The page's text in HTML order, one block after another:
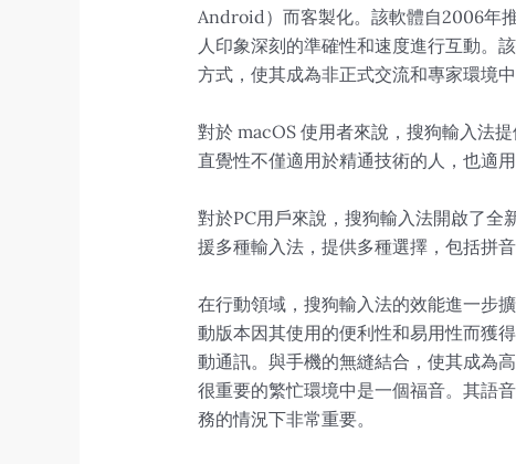
Android）而客製化。該軟體自2006年
人印象深刻的準確性和速度進行互動。
方式，使其成為非正式交流和專家環境中
對於 macOS 使用者來說，搜狗輸入法
直覺性不僅適用於精通技術的人，也適
對於PC用戶來說，搜狗輸入法開啟了
援多種輸入法，提供多種選擇，包括拼
在行動領域，搜狗輸入法的效能進一步
動版本因其使用的便利性和易用性而獲
動通訊。與手機的無縫結合，使其成為
很重要的繁忙環境中是一個福音。其語
務的情況下非常重要。